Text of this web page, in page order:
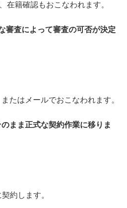
在籍確認もおこなわれます。
審査によって審査の可否が決定
たはメールでおこなわれます。
まま正式な契約作業に移りま
約します。